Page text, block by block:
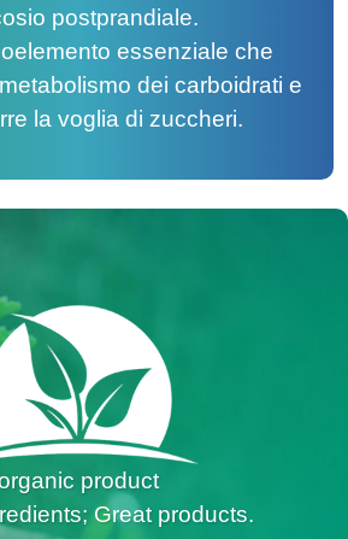
postprandiale.
essenziale che
dei carboidrati e
la voglia di zuccheri.
product
Great products.